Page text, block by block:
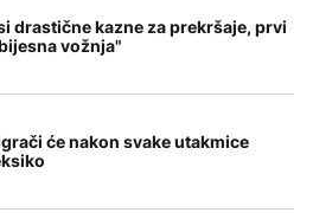
drastične kazne za prekršaje, prvi
vožnja"
će nakon svake utakmice